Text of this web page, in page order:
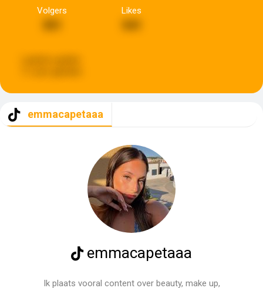
Volgers Likes
emmacapetaaa
emmacapetaaa
Ik plaats vooral content over beauty, make up,